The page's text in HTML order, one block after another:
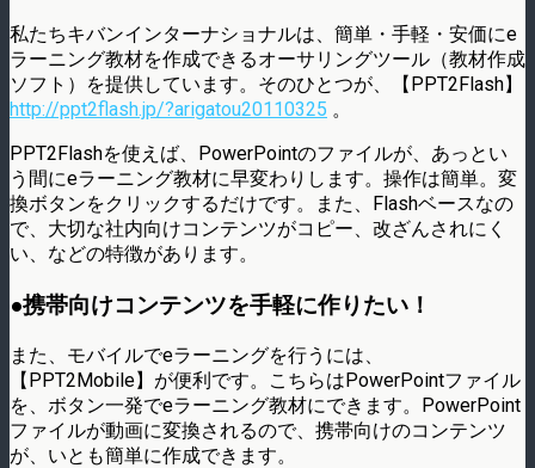
私たちキバンインターナショナルは、簡単・手軽・安価にe
ラーニング教材を作成できるオーサリングツール（教材作成
ソフト）を提供しています。そのひとつが、【PPT2Flash】
http://ppt2flash.jp/?arigatou20110325 。
PPT2Flashを使えば、PowerPointのファイルが、あっとい
う間にeラーニング教材に早変わりします。操作は簡単。変
換ボタンをクリックするだけです。また、Flashベースなの
で、大切な社内向けコンテンツがコピー、改ざんされにく
い、などの特徴があります。
●携帯向けコンテンツを手軽に作りたい！
また、モバイルでeラーニングを行うには、
【PPT2Mobile】が便利です。こちらはPowerPointファイル
を、ボタン一発でeラーニング教材にできます。PowerPoint
ファイルが動画に変換されるので、携帯向けのコンテンツ
が、いとも簡単に作成できます。